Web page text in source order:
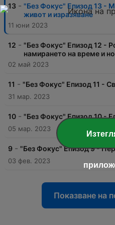
13 - "Без Фокус" Епизод 13 -
живот и изразяване
11 юни 2023
12 - "Без Фокус" Епизод 12 -
намирането на време и
02 май 2023
11 - "Без Фокус" Епизод 11 -
31 мар. 2023
10 - "Без Фокус" Епизод 10 -
05 мар. 2023
9 - "Без Фокус" Епизод 9 -
03 фев. 2023
Показване на